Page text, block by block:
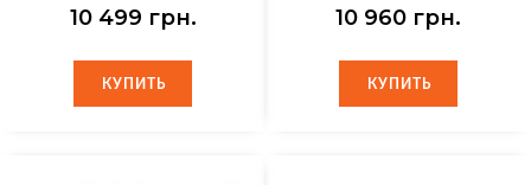
10 499 грн.
КУПИТЬ
КУПИТЬ
10 960 грн.
КУПИТЬ
КУПИТЬ